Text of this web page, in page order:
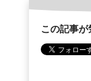
この記事が